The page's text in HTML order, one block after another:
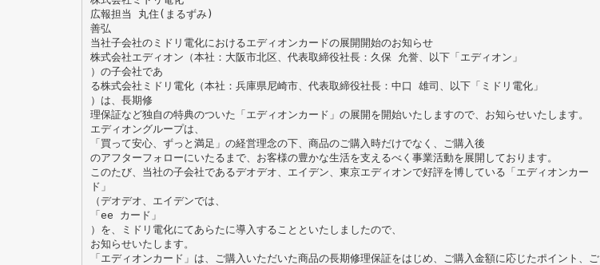
広報担当 丸住(まるずみ)
善弘
当社子会社のミドリ電化におけるエディオンカードの展開開始のお知らせ
株式会社エディオン（本社：大阪市北区、代表取締役社長：久保 允誉、以下「エディオン」
）の子会社であ
る株式会社ミドリ電化（本社：兵庫県尼崎市、代表取締役社長：中口 雄司、以下「ミドリ電化」
）は、長期修
理保証など独自の特典のついた「エディオンカード」の展開を開始いたしますので、お知らせいたします。
エディオングループは、
「買って安心、ずっと満足」の経営理念の下、商品のご購入時だけでなく、ご購入後
のアフターフォローにいたるまで、お客様の豊かな生活を支えるべく事業活動を展開しております。
このたび、当社の子会社であるデオデオ、エイデン、東京エディオンで好評を博している「エディオンカー
ド」
（デオデオ、エイデンでは、
「ee カード」
）を、ミドリ電化にてあらたに導入することといたしましたので、
お知らせいたします。
「エディオンカード」は、ご購入いただいた商品の長期修理保証をはじめ、ご購入金額に応じたポイント、ご